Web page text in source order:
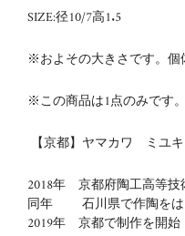
SIZE:径10/7高1.5
※およその大きさです。個
※この商品は1点のみです。
【京都】ヤマカワ ミユキ
2018年 京都府陶工高等技
同年 石川県で作陶をは
2019年 京都で制作を開始